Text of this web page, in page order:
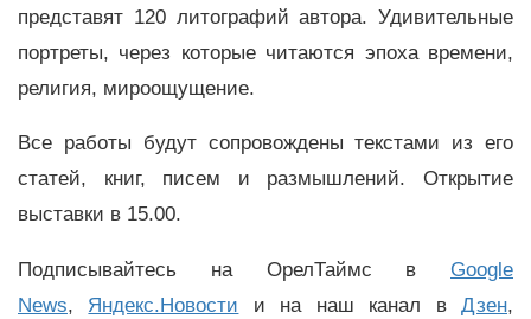
представят 120 литографий автора. Удивительные
портреты, через которые читаются эпоха времени,
религия, мироощущение.
Все работы будут сопровождены текстами из его
статей, книг, писем и размышлений. Открытие
выставки в 15.00.
Подписывайтесь на ОрелТаймс в Google
News, Яндекс.Новости и на наш канал вДзен,